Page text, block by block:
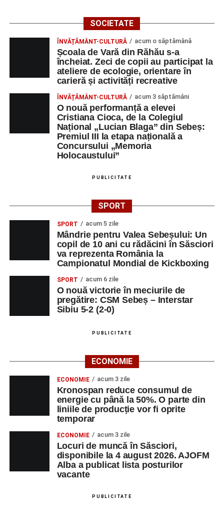
Orele 10.00–20.00– Punct oficial de înscrieri și informații
(Race Office) pentru competiția„Cicloaventurier de
Râpa Roșie
Orele 17.00–20.00– Antrenamente libere pe traseul de
Centrul Cultural „Lucian Blaga”
Sebeș – Sala de spectacole
(România, 2023), black comedy, în regia lui
Suciu.
DUMINICĂ, 23 AUGUST 2026
Râpa Roșie
Ora 10.00– „Cicloaventurier de Sebeș”
al competiției MTB pentru copii.
LUNI, 24 AUGUST 2026
Casa Fanfarei din Petrești
– Activități recreative pentru copii, susținute de
„Gepetto”și„Pied Piper”
Seară cu tradiții săsești, cu participarea:
Fanfarei din Petrești;
Trupei de Dansuri Săsești;
Alexandrei Pamfilie;
Alfred Dahinten.
(Italia, 2024), film de familie, AP12, după o poveste
SOCIETATE
ÎNVĂȚĂMÂNT-CULTURĂ acum o săptămână
Școala de Vară din Răhău s-a
încheiat. Zeci de copii au participat la
ateliere de ecologie, orientare în
carieră și activități recreative
ÎNVĂȚĂMÂNT-CULTURĂ acum 3 săptămâni
O nouă performanță a elevei
Cristiana Cioca, de la Colegiul
Național „Lucian Blaga” din Sebeș:
Premiul III la etapa națională a
Concursului „Memoria
Holocaustului”
PUBLICITATE
SPORT
SPORT acum 5 zile
Mândrie pentru Valea Sebeșului: Un
copil de 10 ani cu rădăcini în Săsciori
va reprezenta România la
Campionatul Mondial de Kickboxing
SPORT acum 6 zile
O nouă victorie în meciurile de
pregătire: CSM Sebeș – Interstar
Sibiu 5-2 (2-0)
PUBLICITATE
ECONOMIE
ECONOMIE acum 3 zile
Kronospan reduce consumul de
energie cu până la 50%. O parte din
liniile de producție vor fi oprite
temporar
ECONOMIE acum 3 zile
Locuri de muncă în Săsciori,
disponibile la 4 august 2026. AJOFM
Alba a publicat lista posturilor
vacante
PUBLICITATE